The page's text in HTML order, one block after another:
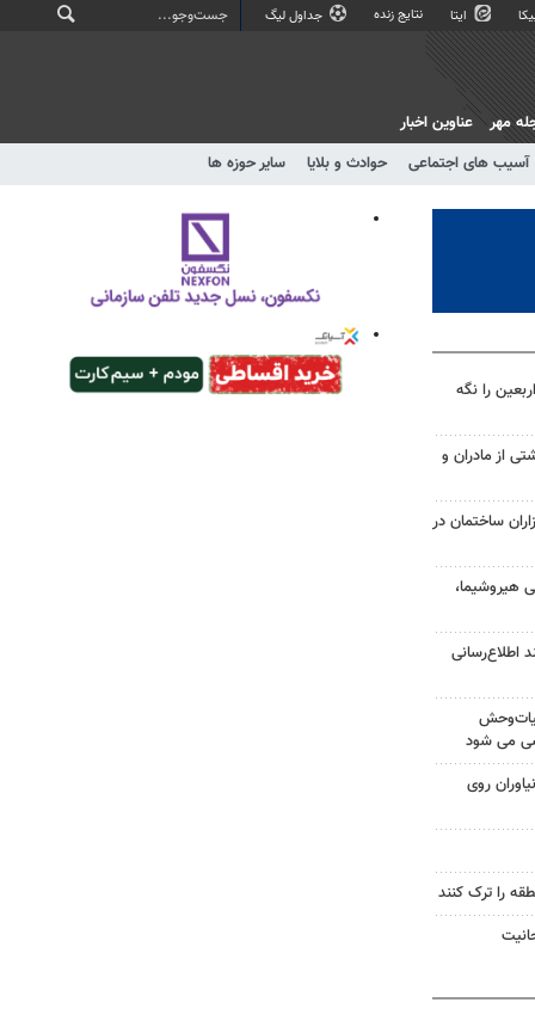
ایتا نتایج زنده جداول لیگ
آسیب های اجتماعی حوادث و بلایا سایر حوزه ها
مهر عناوین اخبار
را نگه
از مادران و
ساختمان در
هیروشیما،
اطلاع‌رسانی
می شود
روی
را ترک کنند